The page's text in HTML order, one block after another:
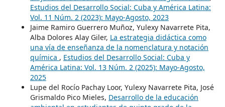
Estudios del Desarrollo Social: Cuba y América Latina:
Vol. 11 Núm. 2 (2023): Mayo-Agosto, 2023
Jaime Ramiro Guerrero Muñoz, Yulexy Navarrete Pita,
Alba Dolores Alay Giler, La estrategia didáctica como
una vía de enseñanza de la nomenclatura y notación
química , Estudios del Desarrollo Social: Cuba y
América Latina: Vol. 13 Núm. 2 (2025): Mayo-Agosto,
2025
Lupe del Rocío Pachay Loor, Yulexy Navarrete Pita, José
Grismaldo Pico Mieles, Desarrollo de la educación